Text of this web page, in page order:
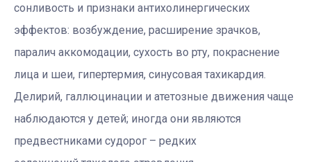
сонливость и признаки антихолинергических
эффектов: возбуждение, расширение зрачков,
паралич аккомодации, сухость во рту, покраснение
лица и шеи, гипертермия, синусовая тахикардия.
Делирий, галлюцинации и атетозные движения чаще
наблюдаются у детей; иногда они являются
предвестниками судорог – редких